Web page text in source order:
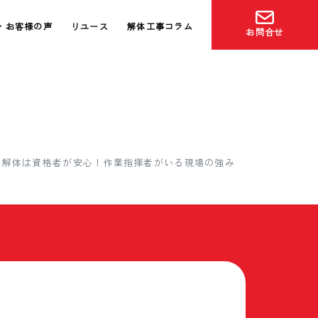
お客様の声 リユース 解体工事コラム お問合せ
体は資格者が安心！作業指揮者がいる現場の強み